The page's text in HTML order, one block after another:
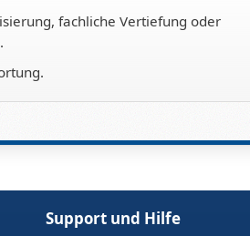
fachliche Vertiefung oder
Support und Hilfe